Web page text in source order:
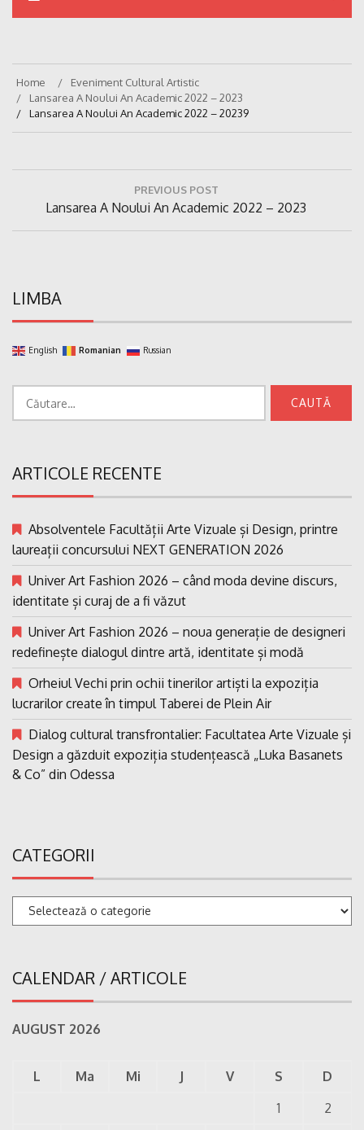
Home
Eveniment Cultural Artistic
Lansarea A Noului An Academic 2022 – 2023
Lansarea A Noului An Academic 2022 – 20239
articole
PREVIOUS POST
Previous
Post:
Lansarea A Noului An Academic 2022 – 2023
LIMBA
English Romanian Russian
ARTICOLE RECENTE
Absolventele Facultății Arte Vizuale și Design, printre
laureații concursului NEXT GENERATION 2026
Univer Art Fashion 2026 – când moda devine discurs,
identitate și curaj de a fi văzut
Univer Art Fashion 2026 – noua generație de designeri
redefinește dialogul dintre artă, identitate și modă
Orheiul Vechi prin ochii tinerilor artiști la expoziția
lucrarilor create în timpul Taberei de Plein Air
Dialog cultural transfrontalier: Facultatea Arte Vizuale și
Design a găzduit expoziția studențească „Luka Basanets
& Co” din Odessa
CATEGORII
Categorii
CALENDAR / ARTICOLE
AUGUST 2026
L Ma Mi J V S
D
1
2